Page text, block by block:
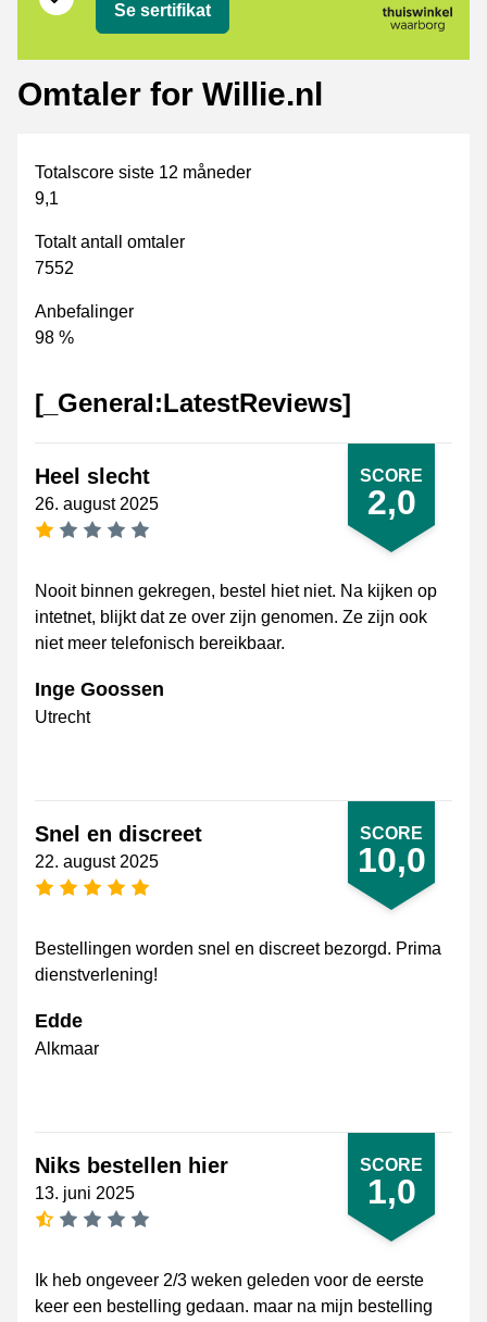
Se sertifikat
Omtaler for Willie.nl
Totalscore siste 12 måneder
9,1
Totalt antall omtaler
7552
Anbefalinger
98 %
[_General:LatestReviews]
SCORE
2,0
Heel slecht
26. august 2025
[_General:NumberOfStarsSingularFormat]
Nooit binnen gekregen, bestel hiet niet. Na kijken op
intetnet, blijkt dat ze over zijn genomen. Ze zijn ook
niet meer telefonisch bereikbaar.
Inge Goossen
Utrecht
SCORE
10,0
Snel en discreet
22. august 2025
[_General:NumberOfStarsPluralFormat]
Bestellingen worden snel en discreet bezorgd. Prima
dienstverlening!
Edde
Alkmaar
SCORE
1,0
Niks bestellen hier
13. juni 2025
[_General:NumberOfStarsSingularFormat]
Ik heb ongeveer 2/3 weken geleden voor de eerste
keer een bestelling gedaan. maar na mijn bestelling